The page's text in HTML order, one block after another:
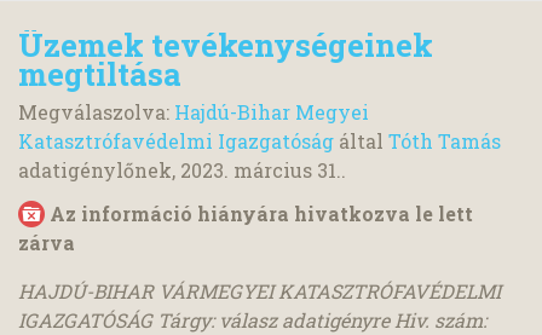
Üzemek tevékenységeinek
megtiltása
Megválaszolva: Hajdú-Bihar Megyei
Katasztrófavédelmi Igazgatóság által Tóth Tamás
adatigénylőnek, 2023. március 31..
Az információ hiányára hivatkozva le lett
zárva
HAJDÚ-BIHAR VÁRMEGYEI KATASZTRÓFAVÉDELMI
IGAZGATÓSÁG Tárgy: válasz adatigényre Hiv. szám: